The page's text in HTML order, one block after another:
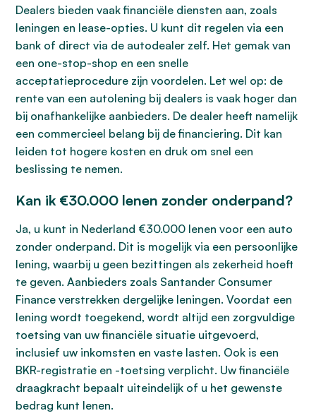
Dealers bieden vaak financiële diensten aan, zoals
leningen en lease-opties. U kunt dit regelen via een
bank of direct via de autodealer zelf. Het gemak van
een one-stop-shop en een snelle
acceptatieprocedure zijn voordelen. Let wel op: de
rente van een autolening bij dealers is vaak hoger dan
bij onafhankelijke aanbieders. De dealer heeft namelijk
een commercieel belang bij de financiering. Dit kan
leiden tot hogere kosten en druk om snel een
beslissing te nemen.
Kan ik €30.000 lenen zonder onderpand?
Ja, u kunt in Nederland €30.000 lenen voor een auto
zonder onderpand. Dit is mogelijk via een persoonlijke
lening, waarbij u geen bezittingen als zekerheid hoeft
te geven. Aanbieders zoals Santander Consumer
Finance verstrekken dergelijke leningen. Voordat een
lening wordt toegekend, wordt altijd een zorgvuldige
toetsing van uw financiële situatie uitgevoerd,
inclusief uw inkomsten en vaste lasten. Ook is een
BKR-registratie en -toetsing verplicht. Uw financiële
draagkracht bepaalt uiteindelijk of u het gewenste
bedrag kunt lenen.